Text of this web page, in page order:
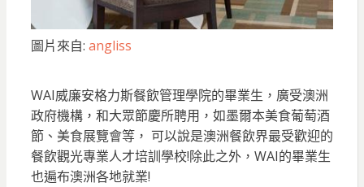
圖片來自: angliss
WAI威廉安格力斯餐飲管理學院的畢業生，廣受澳洲
政府機構，和大眾節慶所聘用，如墨爾本美食葡萄酒
節、美食展覽會等， 可以說是澳洲餐飲界最受歡迎的
餐飲觀光專業人才培訓學校!除此之外，WAI的畢業生
也遍布澳洲各地就業!